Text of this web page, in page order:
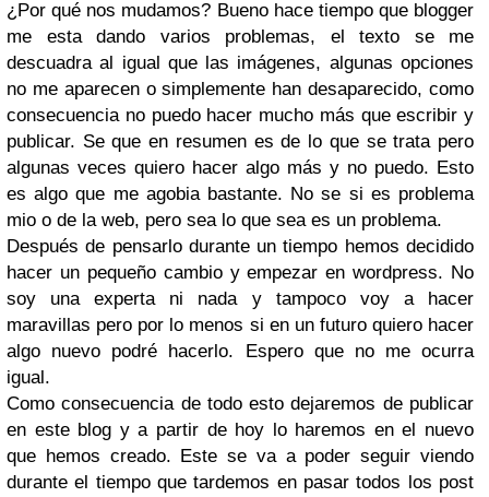
¿Por qué nos mudamos? Bueno hace tiempo que blogger
me esta dando varios problemas, el texto se me
descuadra al igual que las imágenes, algunas opciones
no me aparecen o simplemente han desaparecido, como
consecuencia no puedo hacer mucho más que escribir y
publicar. Se que en resumen es de lo que se trata pero
algunas veces quiero hacer algo más y no puedo. Esto
es algo que me agobia bastante. No se si es problema
mio o de la web, pero sea lo que sea es un problema.
Después de pensarlo durante un tiempo hemos decidido
hacer un pequeño cambio y empezar en wordpress. No
soy una experta ni nada y tampoco voy a hacer
maravillas pero por lo menos si en un futuro quiero hacer
algo nuevo podré hacerlo. Espero que no me ocurra
igual.
Como consecuencia de todo esto dejaremos de publicar
en este blog y a partir de hoy lo haremos en el nuevo
que hemos creado. Este se va a poder seguir viendo
durante el tiempo que tardemos en pasar todos los post